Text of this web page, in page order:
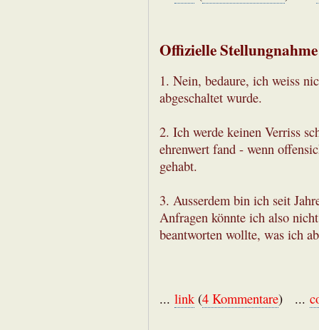
Offizielle Stellungnahme
1. Nein, bedaure, ich weiss
abgeschaltet wurde.
2. Ich werde keinen Verriss
ehrenwert fand - wenn
gehabt.
3. Ausserdem bin ich seit
Anfragen könnte ich also
beantworten wollte, was ich
... link(4 Kommentare) ...